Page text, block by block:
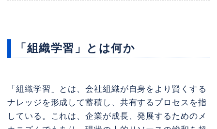
「組織学習」とは何か
「組織学習」とは、会社組織が自身をより賢くする
ナレッジを形成して蓄積し、共有するプロセスを指
している。これは、企業が成長、発展するためのメ